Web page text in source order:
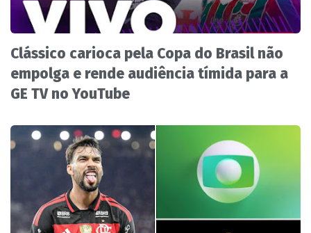
Clássico carioca pela Copa do Brasil não
empolga e rende audiência tímida para a
GE TV no YouTube